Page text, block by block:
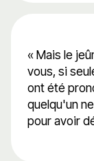
« Mais le
vous, si
ont été
quelqu'un
pour avoir